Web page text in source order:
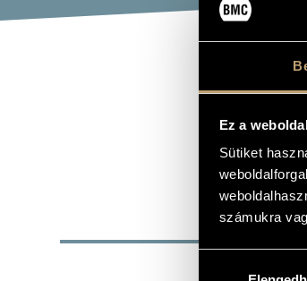
Ez a
Sütiket
számukra